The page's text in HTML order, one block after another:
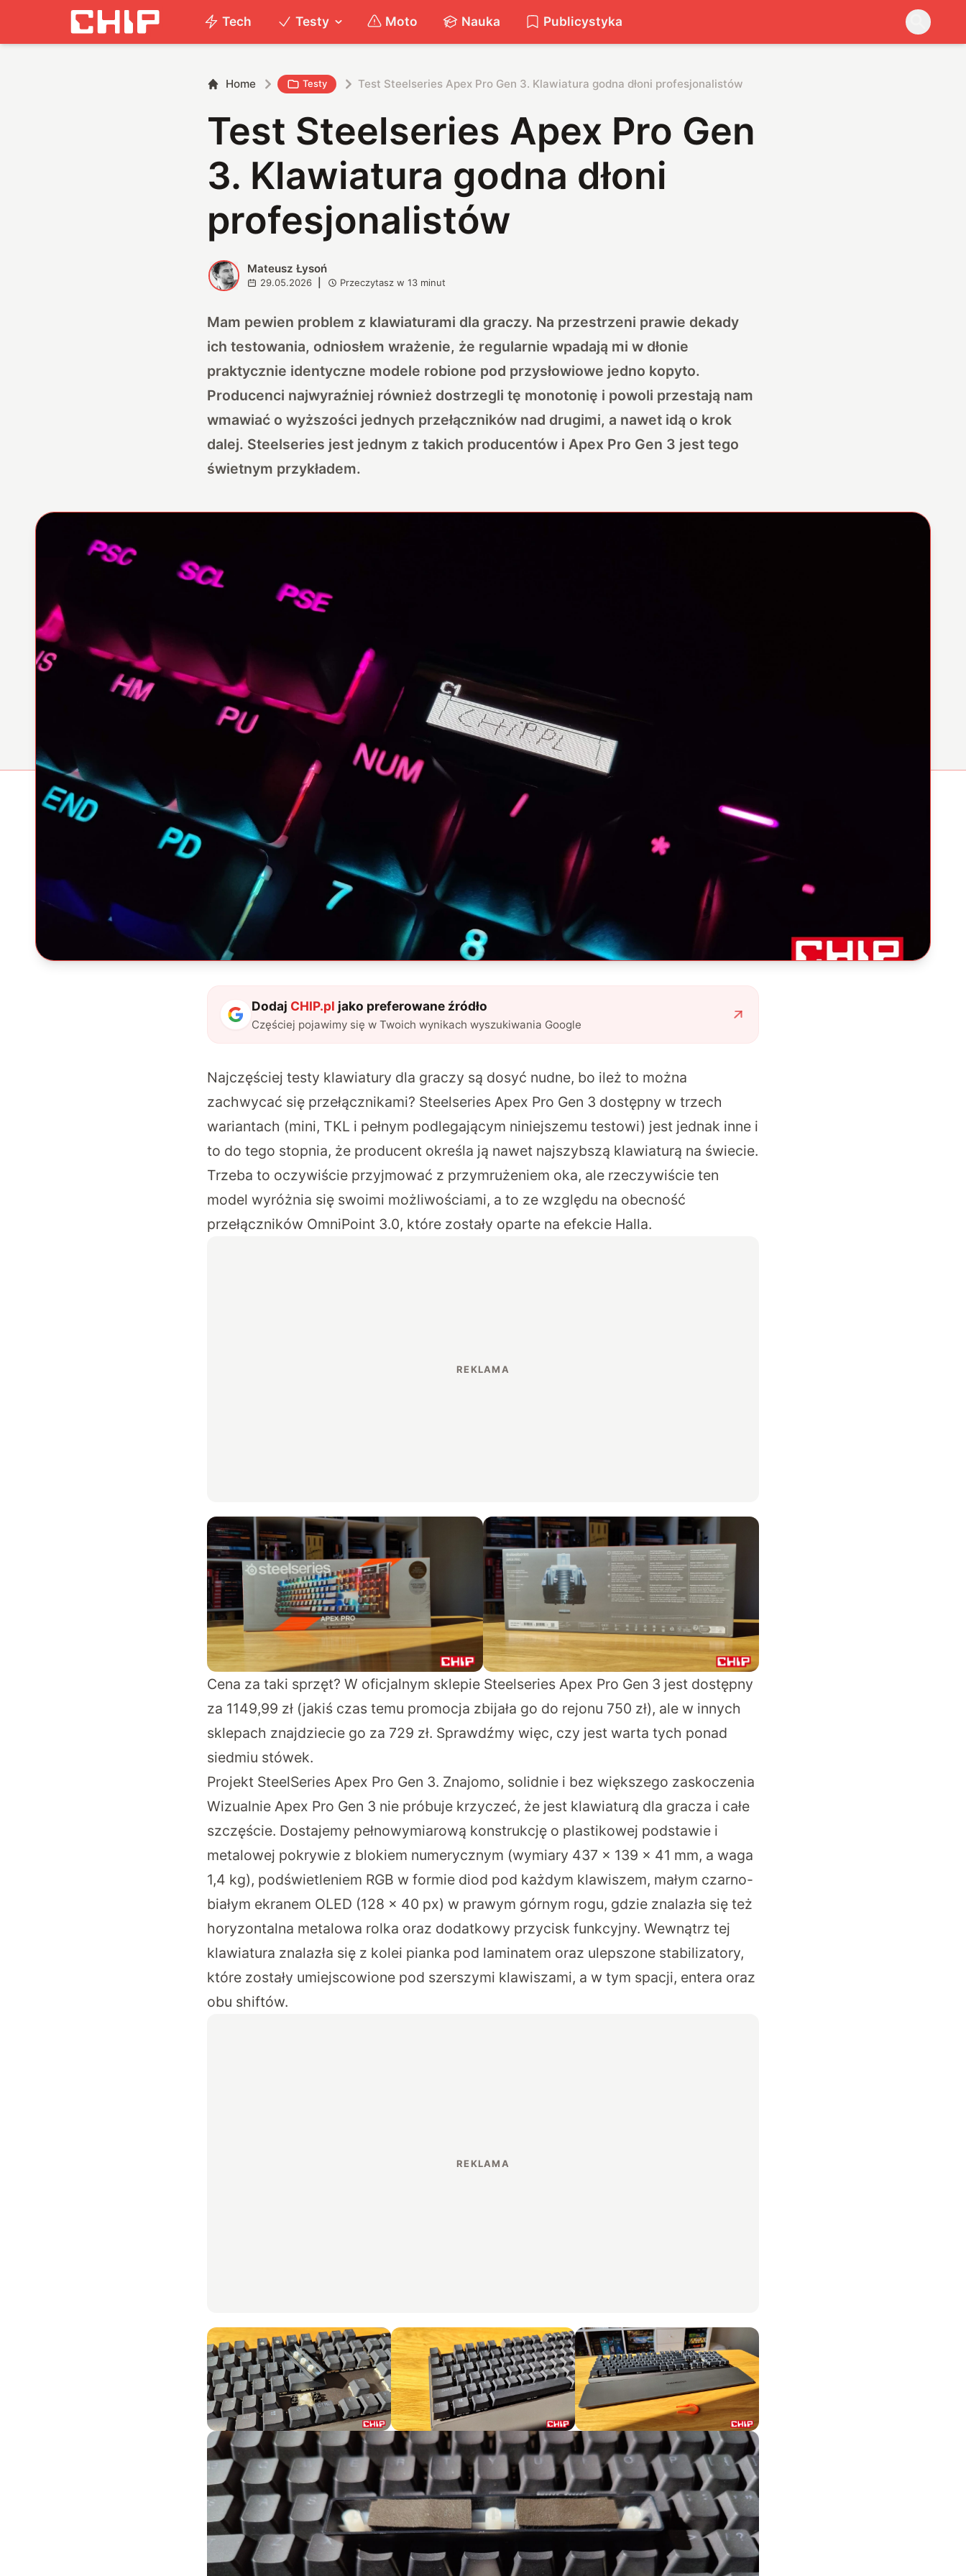
Tech Testy Moto Nauka Publicystyka
Home Testy Test Steelseries Apex Pro Gen 3. Klawiatura godna dłoni profesjonalistów
Test Steelseries Apex Pro Gen
3. Klawiatura godna dłoni
profesjonalistów
M Mateusz Łysoń
29.05.2026 Przeczytasz w13 minut
Mam pewien problem z klawiaturami dla graczy. Na przestrzeni prawie dekady
ich testowania, odniosłem wrażenie, że regularnie wpadają mi w dłonie
praktycznie identyczne modele robione pod przysłowiowe jedno kopyto.
Producenci najwyraźniej również dostrzegli tę monotonię i powoli przestają nam
wmawiać o wyższości jednych przełączników nad drugimi, a nawet idą o krok
dalej. Steelseries jest jednym z takich producentów i Apex Pro Gen 3 jest tego
świetnym przykładem.
Dodaj CHIP.pl jako preferowane źródło
Częściej pojawimy się w Twoich wynikach wyszukiwania Google
Najczęściej testy klawiatury dla graczy są dosyć nudne, bo ileż to można
zachwycać się przełącznikami? Steelseries Apex Pro Gen 3 dostępny w trzech
wariantach (mini, TKL i pełnym podlegającym niniejszemu testowi) jest jednak inne i
to do tego stopnia, że producent określa ją nawet najszybszą klawiaturą na świecie.
Trzeba to oczywiście przyjmować z przymrużeniem oka, ale rzeczywiście ten
model wyróżnia się swoimi możliwościami, a to ze względu na obecność
przełączników OmniPoint 3.0, które zostały oparte na efekcie Halla.
Cena za taki sprzęt? W oficjalnym sklepie Steelseries Apex Pro Gen 3 jest dostępny
za 1149,99 zł (jakiś czas temu promocja zbijała go do rejonu 750 zł), ale w innych
sklepach znajdziecie go za 729 zł. Sprawdźmy więc, czy jest warta tych ponad
siedmiu stówek.
Projekt SteelSeries Apex Pro Gen 3. Znajomo, solidnie i bez większego zaskoczenia
Wizualnie Apex Pro Gen 3 nie próbuje krzyczeć, że jest klawiaturą dla gracza i całe
szczęście. Dostajemy pełnowymiarową konstrukcję o plastikowej podstawie i
metalowej pokrywie z blokiem numerycznym (wymiary 437 x 139 x 41 mm, a waga
1,4 kg), podświetleniem RGB w formie diod pod każdym klawiszem, małym czarno-
białym ekranem OLED (128 x 40 px) w prawym górnym rogu, gdzie znalazła się też
horyzontalna metalowa rolka oraz dodatkowy przycisk funkcyjny. Wewnątrz tej
klawiatura znalazła się z kolei pianka pod laminatem oraz ulepszone stabilizatory,
które zostały umiejscowione pod szerszymi klawiszami, a w tym spacji, entera oraz
obu shiftów.